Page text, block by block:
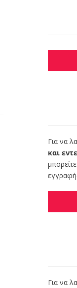
Για να
και
Για να